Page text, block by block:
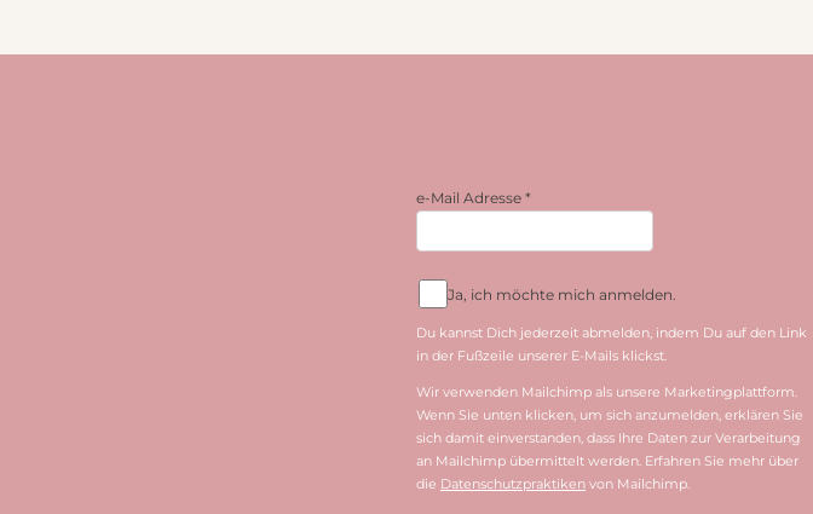
e-Mail Adresse *
Ja, ich möchte mich anmelden.
Du kannst Dich jederzeit abmelden, indem Du auf den Link
in der Fußzeile unserer E-Mails klickst.
Wir verwenden Mailchimp als unsere Marketingplattform.
Wenn Sie unten klicken, um sich anzumelden, erklären Sie
sich damit einverstanden, dass Ihre Daten zur Verarbeitung
an Mailchimp übermittelt werden. Erfahren Sie mehr über
die Datenschutzpraktiken von Mailchimp.